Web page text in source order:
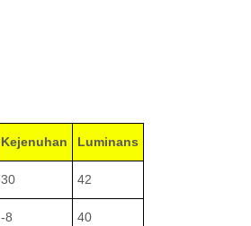
Kejenuhan Luminans
30 42
-8 40